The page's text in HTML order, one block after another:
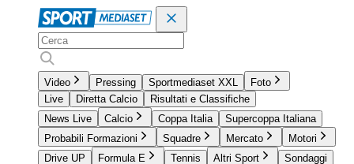
Video Pressing Sportmediaset XXL
Foto
Live
Diretta Calcio
Risultati e Classifiche
News Live
Calcio Coppa Italia
Supercoppa Italiana
Probabili Formazioni
Squadre Mercato
Motori
Drive UP
Formula E Tennis Altri Sport
Sondaggi